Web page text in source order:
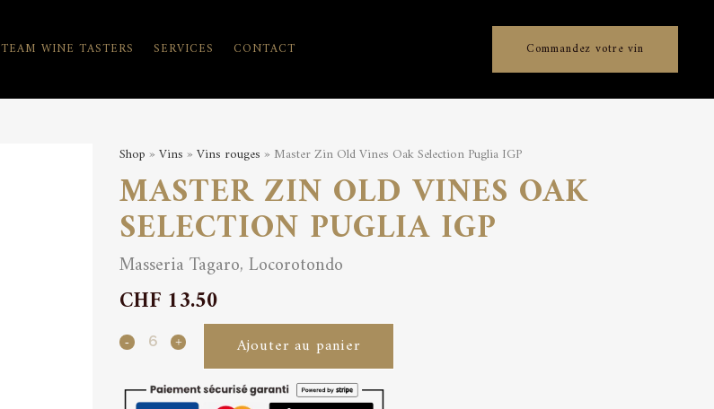
Commandez votre vin
TEAM WINE TASTERS SERVICES CONTACT
Shop » Vins » Vins rouges » Master Zin Old Vines Oak Selection Puglia IGP
MASTER ZIN OLD VINES OAK
SELECTION PUGLIA IGP
Masseria Tagaro, Locorotondo
CHF 13.50
Master
Ajouter au panier